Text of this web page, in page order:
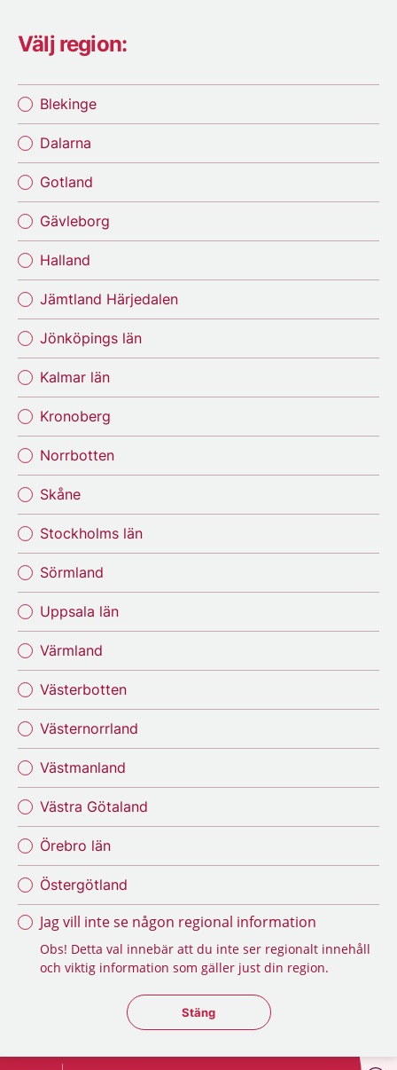
Välj region:
Blekinge
Dalarna
Gotland
Gävleborg
Halland
Jämtland Härjedalen
Jönköpings län
Kalmar län
Kronoberg
Norrbotten
Skåne
Stockholms län
Sörmland
Uppsala län
Värmland
Västerbotten
Västernorrland
Västmanland
Västra Götaland
Örebro län
Östergötland
Jag vill inte se någon regional information
Obs! Detta val innebär att du inte ser regionalt innehåll
och viktig information som gäller just din region.
Stäng regionsväljaren
Stäng